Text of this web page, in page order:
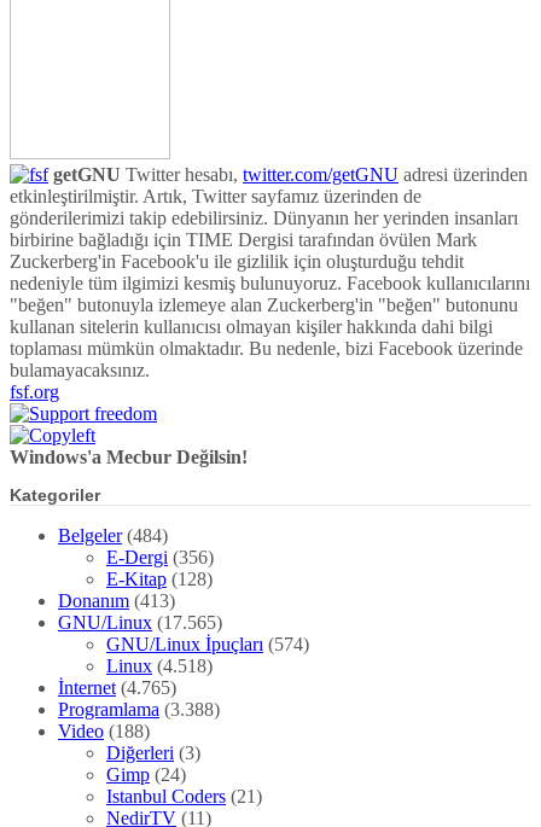
getGNU Twitter hesabı, twitter.com/getGNU adresi üzerinden
etkinleştirilmiştir. Artık, Twitter sayfamız üzerinden de
gönderilerimizi takip edebilirsiniz. Dünyanın her yerinden insanları
birbirine bağladığı için TIME Dergisi tarafından övülen Mark
Zuckerberg'in Facebook'u ile gizlilik için oluşturduğu tehdit
nedeniyle tüm ilgimizi kesmiş bulunuyoruz. Facebook kullanıcılarını
"beğen" butonuyla izlemeye alan Zuckerberg'in "beğen" butonunu
kullanan sitelerin kullanıcısı olmayan kişiler hakkında dahi bilgi
toplaması mümkün olmaktadır. Bu nedenle, bizi Facebook üzerinde
bulamayacaksınız.
fsf.org
Windows'a Mecbur Değilsin!
Kategoriler
Belgeler(484)
E-Dergi (356)
E-Kitap (128)
Donanım (413)
GNU/Linux (17.565)
GNU/Linux İpuçları (574)
Linux (4.518)
İnternet (4.765)
Programlama (3.388)
Video (188)
Diğerleri (3)
Gimp (24)
Istanbul Coders (21)
NedirTV (11)